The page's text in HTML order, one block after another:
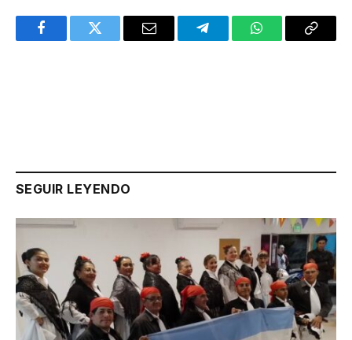
FacebookTwitter Email TelegramWhatsAppCopy
SEGUIR LEYENDO